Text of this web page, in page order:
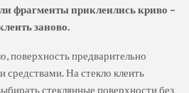
фрагменты приклеились криво –
заново.
поверхность предварительно
На стекло клеить
стеклянные поверхности без